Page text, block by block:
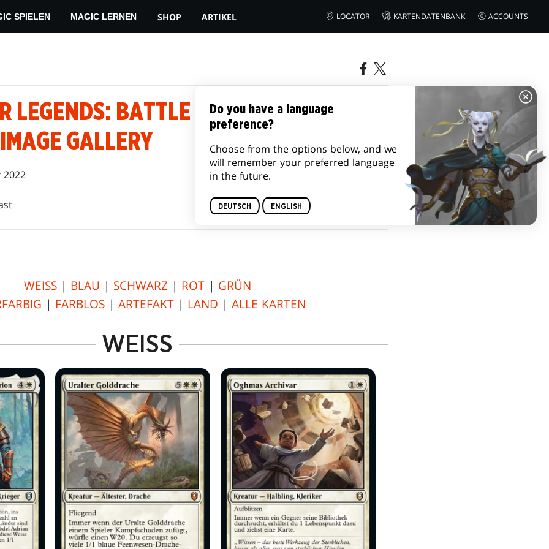
SPIELEN MAGIC LERNEN SHOP ARTIKEL LOCATOR KARTENDATENBANK ACCOUNTS
LEGENDS: BATTLE FOR BALDUR'S
GALLERY
2022
WEISS| BLAU | SCHWARZ | ROT| GRÜN
| FARBLOS | ARTEFAKT | LAND | ALLE KARTEN
WEISS
Do you have a language
preference?
Choose from the options below, and we
will remember your preferred language
in the future.
DEUTSCH ENGLISH